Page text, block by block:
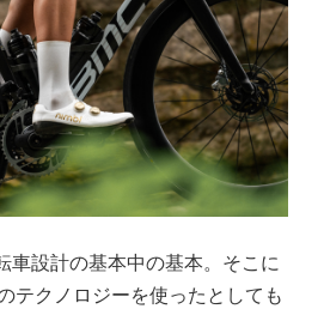
車設計の基本中の基本。そこに
テクノロジーを使ったとしても